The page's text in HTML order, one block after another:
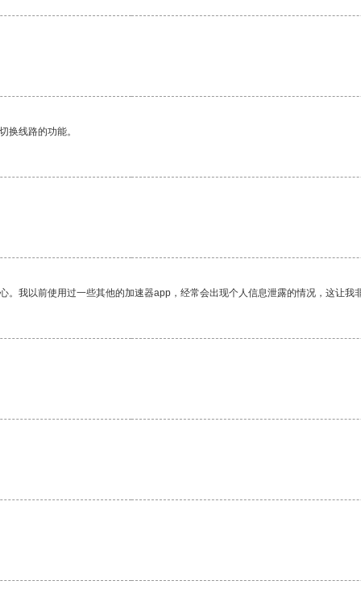
换线路的功能。
我以前使用过一些其他的加速器app，经常会出现个人信息泄露的情况，这让我